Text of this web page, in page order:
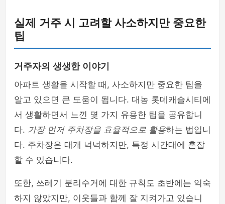
실제 거주 시 고려할 사소하지만 중요한
팁
거주자의 생생한 이야기
아파트 생활을 시작할 때, 사소하지만 중요한 팁을
알고 있으면 큰 도움이 됩니다. 대농 롯데캐슬시티에
서 생활하면서 느낀 몇 가지 유용한 팁을 공유합니
다. 가장 먼저 주차장을 효율적으로 활용하는 법입니
다. 주차장은 대개 넉넉하지만, 특정 시간대에 혼잡
할 수 있습니다.
또한, 쓰레기 분리수거에 대한 규칙도 초반에는 익숙
하지 않았지만, 이웃들과 함께 잘 지켜가고 있습니